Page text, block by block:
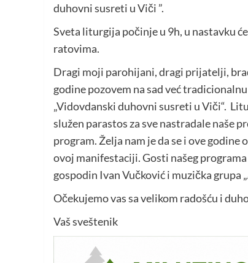
duhovni susreti u Viči ”.
Sveta liturgija počinje u 9h, u nastavku
ratovima.
Dragi moji parohijani, dragi prijatelji,
godine pozovem na sad već
„Vidovdanski duhovni susreti u Viči“.
služen parastos za sve nastradale naše
program. Želja nam je da se i ove
ovoj manifestaciji. Gosti našeg
gospodin Ivan Vučković i muzička grupa
Očekujemo vas sa velikom radošću i
Vaš sveštenik